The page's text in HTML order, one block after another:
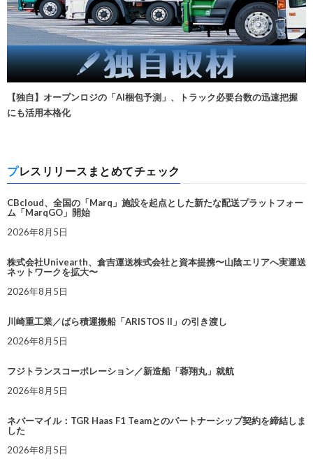
【独自】オープンロジの「AI梱包予測」、トラック必要台数の迅速把握
にも活用本格化
プレスリリースまとめてチェック
CBcloud、全国の「Marq」施設を起点とした新たな配送プラットフォー
ム「MarqGO」開始
2026年8月5日
株式会社Univearth、倉吉運送株式会社と資本提携〜山陰エリアへ実運送
ネットワークを拡大〜
2026年8月5日
川崎重工業／ばら積運搬船「ARISTOS II」の引き渡し
2026年8月5日
フジトランスコーポレーション／新造船「蓉翔丸」就航
2026年8月5日
ネバーマイル：TGR Haas F1 Teamとのパートナーシップ契約を締結しま
した
2026年8月5日